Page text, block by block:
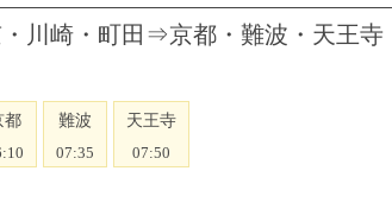
川崎・町田⇒京都・難波・天王
都
難波
07:35
天王寺
07:50